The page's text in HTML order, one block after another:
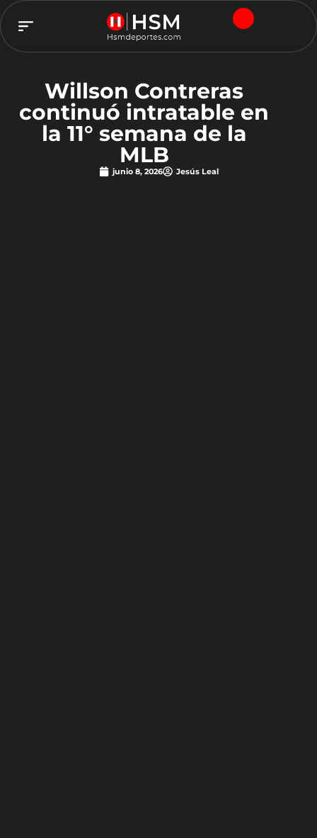
Willson Contreras
continuó intratable en
la 11° semana de la
MLB
junio 8, 2026 Jesús Leal